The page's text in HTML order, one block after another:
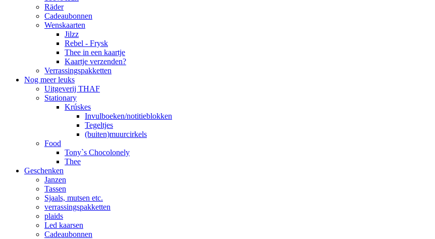
Räder
Cadeaubonnen
Wenskaarten
Jilzz
Rebel - Frysk
Thee in een kaartje
Kaartje verzenden?
Verrassingspakketten
Nog meer leuks
Uitgeverij THAF
Stationary
Krúskes
Invulboeken/notitieblokken
Tegeltjes
(buiten)muurcirkels
Food
Tony`s Chocolonely
Thee
Geschenken
Janzen
Tassen
Sjaals, mutsen etc.
verrassingspakketten
plaids
Led kaarsen
Cadeaubonnen